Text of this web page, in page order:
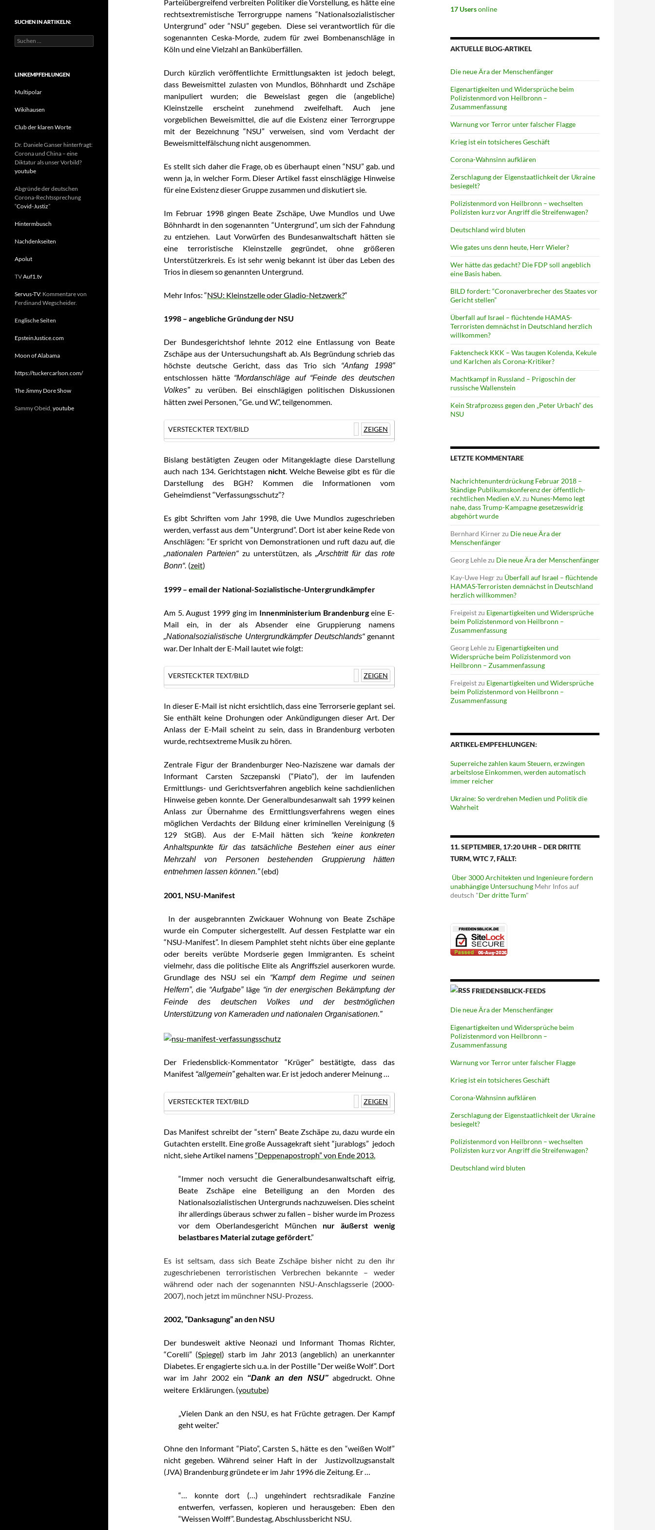
Parteiübergreifend verbreiten Politiker die Vorstellung, es hätte eine
rechtsextremistische Terrorgruppe namens “Nationalsozialistischer
Untergrund” oder “NSU” gegeben. Diese sei verantwortlich für die
sogenannten Ceska-Morde, zudem für zwei Bombenanschläge in
Köln und eine Vielzahl an Banküberfällen.
Durch kürzlich veröffentlichte Ermittlungsakten ist jedoch belegt,
dass Beweismittel zulasten von Mundlos, Böhnhardt und Zschäpe
manipuliert wurden; die Beweislast gegen die (angebliche)
Kleinstzelle erscheint zunehmend zweifelhaft. Auch jene
vorgeblichen Beweismittel, die auf die Existenz einer Terrorgruppe
mit der Bezeichnung “NSU” verweisen, sind vom Verdacht der
Beweismittelfälschung nicht ausgenommen.
Es stellt sich daher die Frage, ob es überhaupt einen “NSU” gab. und
wenn ja, in welcher Form. Dieser Artikel fasst einschlägige Hinweise
für eine Existenz dieser Gruppe zusammen und diskutiert sie.
Im Februar 1998 gingen Beate Zschäpe, Uwe Mundlos und Uwe
Böhnhardt in den sogenannten “Untergrund”, um sich der Fahndung
zu entziehen. Laut Vorwürfen des Bundesanwaltschaft hätten sie
eine terroristische Kleinstzelle gegründet, ohne größeren
Unterstützerkreis. Es ist sehr wenig bekannt ist über das Leben des
Trios in diesem so genannten Untergrund.
Mehr Infos: “NSU: Kleinstzelle oder Gladio-Netzwerk?“
1998 – angebliche Gründung der NSU
Der Bundesgerichtshof lehnte 2012 eine Entlassung von Beate
Zschäpe aus der Untersuchungshaft ab. Als Begründung schrieb das
höchste deutsche Gericht, dass das Trio sich
“Anfang 1998”
entschlossen hätte “Mordanschläge auf “Feinde des deutschen
Volkes” zu verüben. Bei einschlägigen politischen Diskussionen
hätten zwei Personen, “Ge. und W.”, teilgenommen.
VERSTECKTER TEXT/BILD ZEIGEN
Bislang bestätigten Zeugen oder Mitangeklagte diese Darstellung
auch nach 134. Gerichtstagen nicht. Welche Beweise gibt es für die
Darstellung des BGH? Kommen die Informationen vom
Geheimdienst “Verfassungsschutz”?
Es gibt Schriften vom Jahr 1998, die Uwe Mundlos zugeschrieben
werden, verfasst aus dem “Untergrund”. Dort ist aber keine Rede von
Anschlägen: “Er spricht von Demonstrationen und ruft dazu auf, die
„nationalen Parteien“zu unterstützen, als „Arschtritt für das rote
Bonn“. (zeit)
1999 – email der National-Sozialistische-Untergrundkämpfer
Am 5. August 1999 ging im Innenministerium Brandenburgeine E-
Mail ein, in der als Absender eine Gruppierung namens
„Nationalsozialistische Untergrundkämpfer Deutschlands“genannt
war. Der Inhalt der E-Mail lautet wie folgt:
VERSTECKTER TEXT/BILD ZEIGEN
In dieser E-Mail ist nicht ersichtlich, dass eine Terrorserie geplant sei.
Sie enthält keine Drohungen oder Ankündigungen dieser Art. Der
Anlass der E-Mail scheint zu sein, dass in Brandenburg verboten
wurde, rechtsextreme Musik zu hören.
Zentrale Figur der Brandenburger Neo-Naziszene war damals der
Informant Carsten Szczepanski (“Piato”), der im laufenden
Ermittlungs- und Gerichtsverfahren angeblich keine sachdienlichen
Hinweise geben konnte. Der Generalbundesanwalt sah 1999 keinen
Anlass zur Übernahme des Ermittlungsverfahrens wegen eines
möglichen Verdachts der Bildung einer kriminellen Vereinigung (§
129 StGB). Aus der E-Mail hätten sich
“keine konkreten
Anhaltspunkte für das tatsächliche Bestehen einer aus einer
Mehrzahl von Personen bestehenden Gruppierung hätten
entnehmen lassen können.”(ebd)
2001, NSU-Manifest
In der ausgebrannten Zwickauer Wohnung von Beate Zschäpe
wurde ein Computer sichergestellt. Auf dessen Festplatte war ein
“NSU-Manifest”. In diesem Pamphlet steht nichts über eine geplante
oder bereits verübte Mordserie gegen Immigranten. Es scheint
vielmehr, dass die politische Elite als Angriffsziel auserkoren wurde.
Grundlage des NSU sei ein
“Kampf dem Regime und seinen
Helfern”, die “Aufgabe”läge “in der energischen Bekämpfung der
Feinde des deutschen Volkes und der bestmöglichen
Unterstützung von Kameraden und nationalen Organisationen.”
Der Friedensblick-Kommentator “Krüger” bestätigte, dass das
Manifest “allgemein”gehalten war. Er ist jedoch anderer Meinung …
VERSTECKTER TEXT/BILD ZEIGEN
Das Manifest schreibt der “stern” Beate Zschäpe zu, dazu wurde ein
Gutachten erstellt. Eine große Aussagekraft sieht “jurablogs” jedoch
nicht, siehe Artikel namens“Deppenapostroph” von Ende 2013.
“Immer noch versucht die Generalbundesanwaltschaft eifrig,
Beate Zschäpe eine Beteiligung an den Morden des
Nationalsozialistischen Untergrunds nachzuweisen. Dies scheint
ihr allerdings überaus schwer zu fallen – bisher wurde im Prozess
vor dem Oberlandesgericht München nur äußerst wenig
belastbares Material zutage gefördert.”
Es ist seltsam, dass sich Beate Zschäpe bisher nicht zu den ihr
zugeschriebenen terroristischen Verbrechen bekannte – weder
während oder nach der sogenannten NSU-Anschlagsserie (2000-
2007), noch jetzt im münchner NSU-Prozess.
2002, “Danksagung” an den NSU
Der bundesweit aktive Neonazi und Informant Thomas Richter,
“Corelli” (Spiegel) starb im Jahr 2013 (angeblich) an unerkannter
Diabetes. Er engagierte sich u.a. in der Postille “Der weiße Wolf”. Dort
war im Jahr 2002 ein “Dank an den NSU”abgedruckt. Ohne
weitere Erklärungen. (youtube)
„Vielen Dank an den NSU, es hat Früchte getragen. Der Kampf
geht weiter.”
Ohne den Informant “Piato”, Carsten S., hätte es den “weißen Wolf”
nicht gegeben. Während seiner Haft in der Justizvollzugsanstalt
(JVA) Brandenburg gründete er im Jahr 1996 die Zeitung. Er …
“… konnte dort (…) ungehindert rechtsradikale Fanzine
entwerfen, verfassen, kopieren und herausgeben: Eben den
“Weissen Wolff”. Bundestag, Abschlussbericht NSU.
17 Usersonline
AKTUELLE BLOG-ARTIKEL
Die neue Ära der Menschenfänger
Eigenartigkeiten und Widersprüche beim
Polizistenmord von Heilbronn –
Zusammenfassung
Warnung vor Terror unter falscher Flagge
Krieg ist ein totsicheres Geschäft
Corona-Wahnsinn aufklären
Zerschlagung der Eigenstaatlichkeit der Ukraine
besiegelt?
Polizistenmord von Heilbronn – wechselten
Polizisten kurz vor Angriff die Streifenwagen?
Deutschland wird bluten
Wie gates uns denn heute, Herr Wieler?
Wer hätte das gedacht? Die FDP soll angeblich
eine Basis haben.
BILD fordert: “Coronaverbrecher des Staates vor
Gericht stellen”
Überfall auf Israel – flüchtende HAMAS-
Terroristen demnächst in Deutschland herzlich
willkommen?
Faktencheck KKK – Was taugen Kolenda, Kekule
und Karlchen als Corona-Kritiker?
Machtkampf in Russland – Prigoschin der
russische Wallenstein
Kein Strafprozess gegen den „Peter Urbach“ des
NSU
LETZTE KOMMENTARE
Nachrichtenunterdrückung Februar 2018 –
Ständige Publikumskonferenz der öffentlich-
rechtlichen Medien e.V.zu Nunes-Memo legt
nahe, dass Trump-Kampagne gesetzeswidrig
abgehört wurde
Bernhard Kirnerzu Die neue Ära der
Menschenfänger
Georg Lehlezu Die neue Ära der Menschenfänger
Kay-Uwe Hegrzu Überfall auf Israel – flüchtende
HAMAS-Terroristen demnächst in Deutschland
herzlich willkommen?
Freigeistzu Eigenartigkeiten und Widersprüche
beim Polizistenmord von Heilbronn –
Zusammenfassung
Georg Lehlezu Eigenartigkeiten und
Widersprüche beim Polizistenmord von
Heilbronn – Zusammenfassung
Freigeistzu Eigenartigkeiten und Widersprüche
beim Polizistenmord von Heilbronn –
Zusammenfassung
ARTIKEL-EMPFEHLUNGEN:
Superreiche zahlen kaum Steuern, erzwingen
arbeitslose Einkommen, werden automatisch
immer reicher
Ukraine: So verdrehen Medien und Politik die
Wahrheit
11. SEPTEMBER, 17:20 UHR – DER DRITTE
TURM, WTC 7, FÄLLT:
Über 3000 Architekten und Ingenieure fordern
unabhängige Untersuchung Mehr Infos auf
deutsch "Der dritte Turm"
FRIEDENSBLICK-FEEDS
Die neue Ära der Menschenfänger
Eigenartigkeiten und Widersprüche beim
Polizistenmord von Heilbronn –
Zusammenfassung
Warnung vor Terror unter falscher Flagge
Krieg ist ein totsicheres Geschäft
Corona-Wahnsinn aufklären
Zerschlagung der Eigenstaatlichkeit der Ukraine
besiegelt?
Polizistenmord von Heilbronn – wechselten
Polizisten kurz vor Angriff die Streifenwagen?
Deutschland wird bluten
g
SUCHEN IN ARTIKELN:
S
u
e
n
c
:
LINKEMPFEHLUNGEN
Multipolar
Wikihausen
Club der klaren Worte
Dr. Daniele Ganser hinterfragt:
Corona und China – eine
Diktatur als unser Vorbild?
youtube
Abgründe der deutschen
Corona-Rechtssprechung
“Covid-Justiz”
Hintermbusch
Nachdenkseiten
Apolut
TVAuf1.tv
Servus-TV: Kommentare von
Ferdinand Wegscheider.
Englische Seiten
EpsteinJustice.com
Moon of Alabama
https://tuckercarlson.com/
The Jimmy Dore Show
Sammy Obeid, youtube